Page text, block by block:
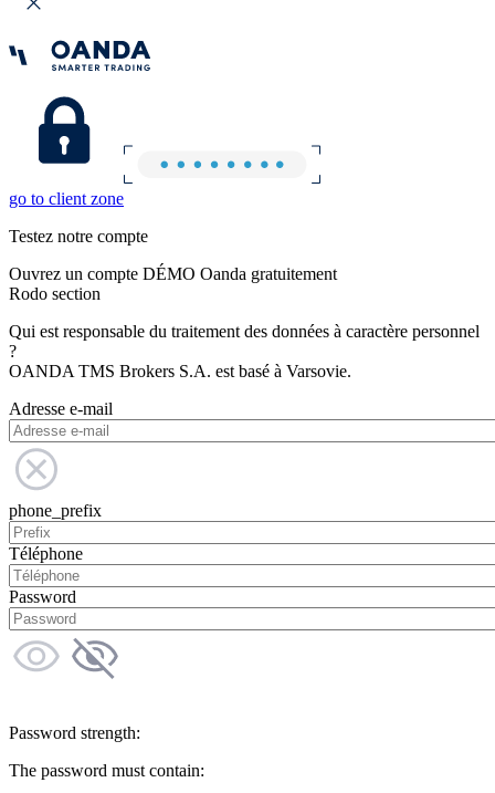
go to client zone
Testez notre compte
Ouvrez un compte DÉMO Oanda gratuitement
Rodo section
Qui est responsable du traitement des données à caractère personnel
?
OANDA TMS Brokers S.A. est basé à Varsovie.
Adresse e-mail
phone_prefix
Téléphone
Password
Password strength:
The password must contain: